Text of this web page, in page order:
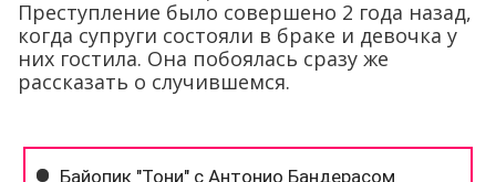
Преступление было совершено 2 года назад,
когда супруги состояли в браке и девочка у
них гостила. Она побоялась сразу же
рассказать о случившемся.